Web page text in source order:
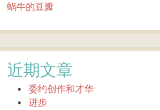
蜗牛的豆瓣
近期文章
委约创作和才华
进步